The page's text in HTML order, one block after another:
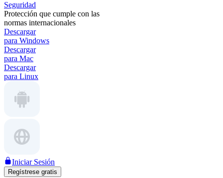
Seguridad
Protección que cumple con las
normas internacionales
Descargar
para Windows
Descargar
para Mac
Descargar
para Linux
Iniciar Sesión
Regístrese gratis